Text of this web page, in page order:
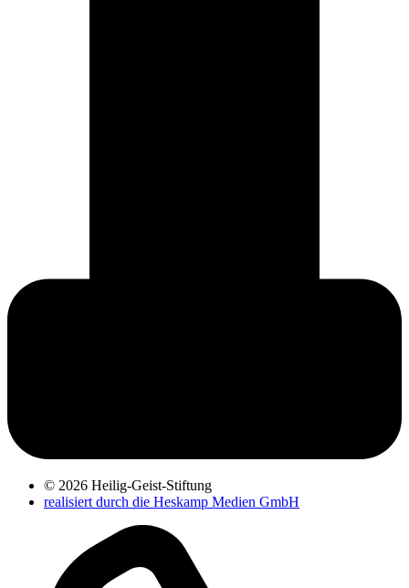
© 2026 Heilig-Geist-Stiftung
realisiert durch die Heskamp Medien GmbH